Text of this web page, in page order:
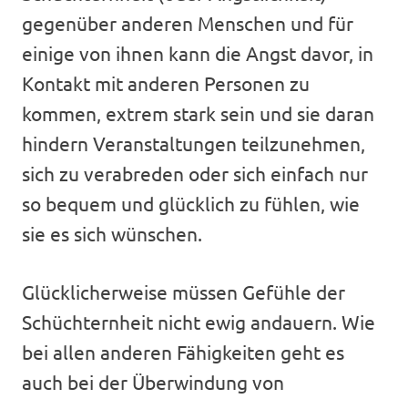
gegenüber anderen Menschen und für
einige von ihnen kann die Angst davor, in
Kontakt mit anderen Personen zu
kommen, extrem stark sein und sie daran
hindern Veranstaltungen teilzunehmen,
sich zu verabreden oder sich einfach nur
so bequem und glücklich zu fühlen, wie
sie es sich wünschen.
Glücklicherweise müssen Gefühle der
Schüchternheit nicht ewig andauern. Wie
bei allen anderen Fähigkeiten geht es
auch bei der Überwindung von